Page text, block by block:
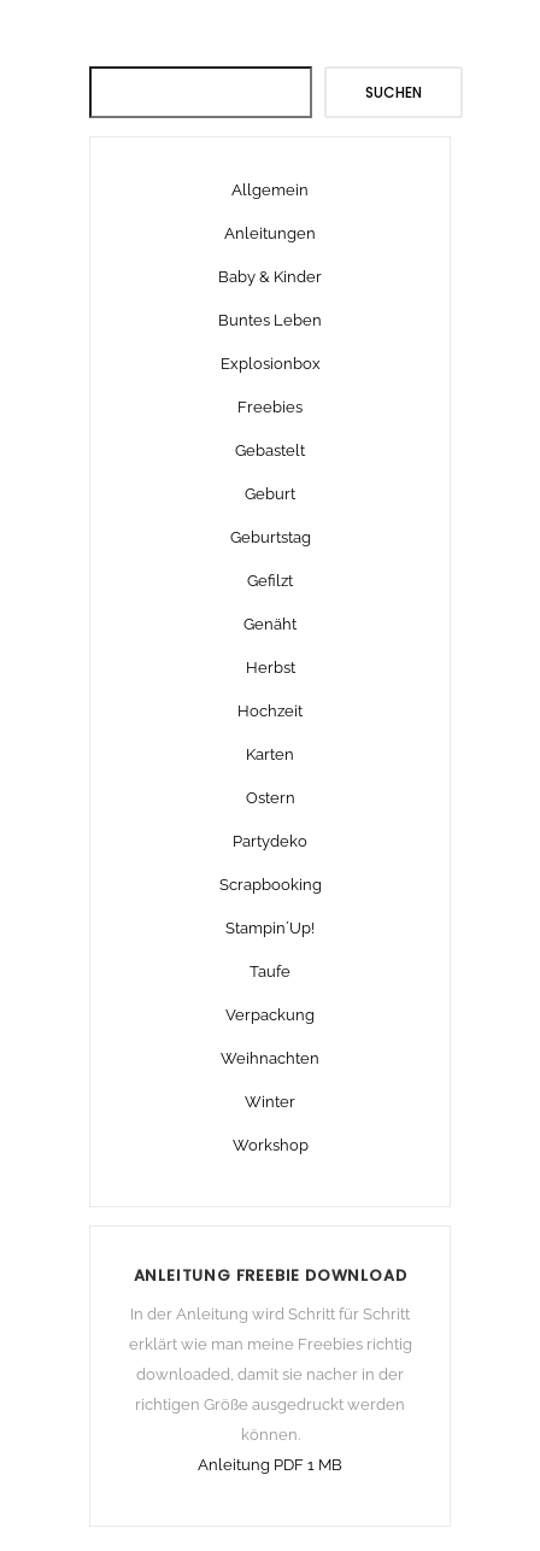
SUCHEN
Allgemein
Anleitungen
Baby & Kinder
Buntes Leben
Explosionbox
Freebies
Gebastelt
Geburt
Geburtstag
Gefilzt
Genäht
Herbst
Hochzeit
Karten
Ostern
Partydeko
Scrapbooking
Stampin´Up!
Taufe
Verpackung
Weihnachten
Winter
Workshop
ANLEITUNG FREEBIE DOWNLOAD
In der Anleitung wird Schritt für Schritt
erklärt wie man meine Freebies richtig
downloaded, damit sie nacher in der
richtigen Größe ausgedruckt werden
können.
Anleitung PDF 1 MB